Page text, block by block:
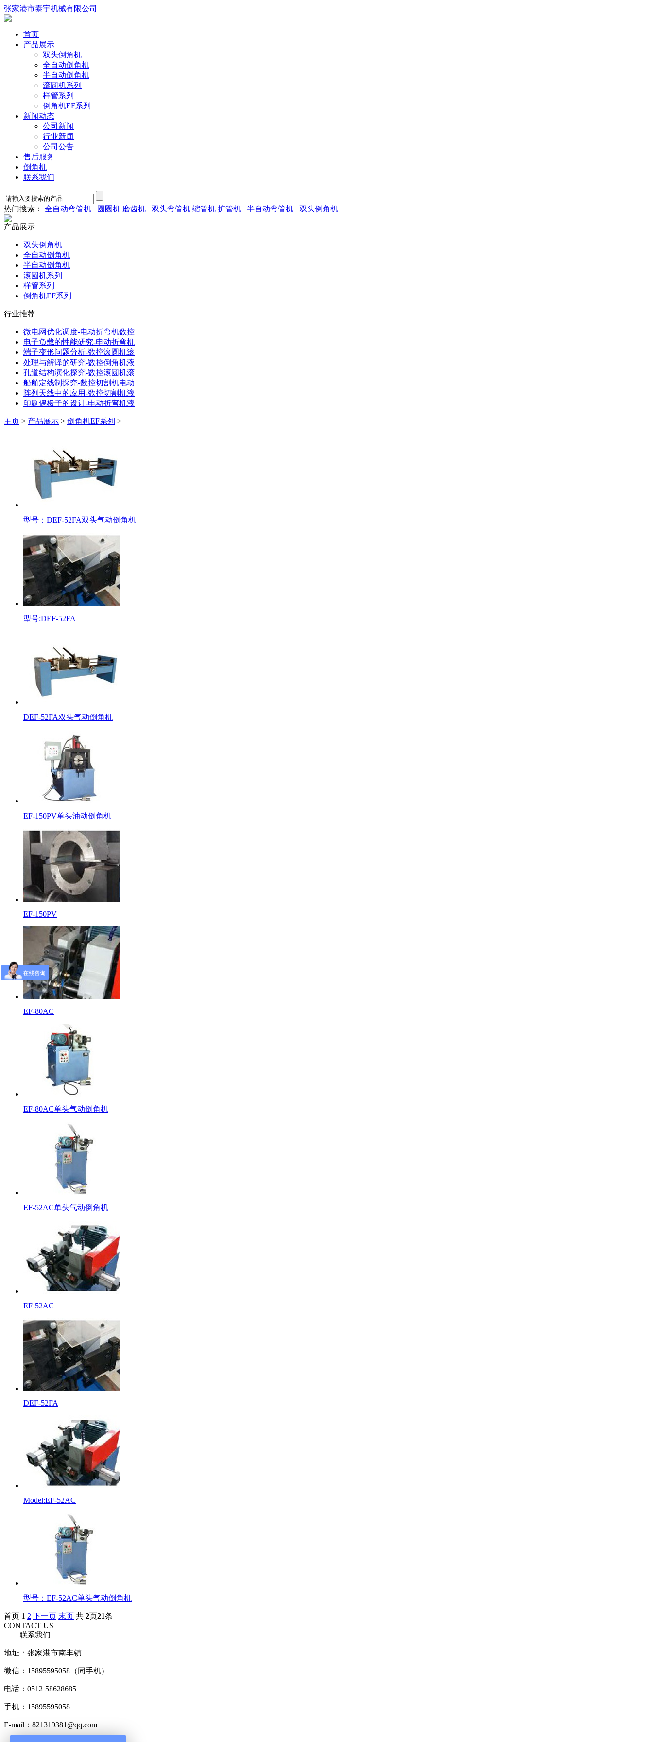
张家港市泰宇机械有限公司
首页
产品展示
双头倒角机
全自动倒角机
半自动倒角机
滚圆机系列
样管系列
倒角机EF系列
新闻动态
公司新闻
行业新闻
公司公告
售后服务
倒角机
联系我们
热门搜索： 全自动弯管机 圆圏机 磨齿机 双头弯管机 缩管机 扩管机 半自动弯管机 双头倒角机
产品展示
双头倒角机
全自动倒角机
半自动倒角机
滚圆机系列
样管系列
倒角机EF系列
行业推荐
微电网优化调度-电动折弯机数控
电子负载的性能研究-电动折弯机
端子变形问题分析-数控滚圆机滚
处理与解译的研究-数控倒角机液
孔道结构演化探究-数控滚圆机滚
船舶定线制探究-数控切割机电动
阵列天线中的应用-数控切割机液
印刷偶极子的设计-电动折弯机液
主页 > 产品展示 > 倒角机EF系列 >
型号：DEF-52FA双头气动倒角机
型号:DEF-52FA
DEF-52FA双头气动倒角机
EF-150PV单头油动倒角机
EF-150PV
EF-80AC
EF-80AC单头气动倒角机
EF-52AC单头气动倒角机
EF-52AC
DEF-52FA
Model:EF-52AC
型号：EF-52AC单头气动倒角机
首页 1 2 下一页 末页 共 2页21条
CONTACT US
联系我们
地址：张家港市南丰镇
微信：15895595058（同手机）
电话：0512-58628685
手机：15895595058
E-mail：821319381@qq.com